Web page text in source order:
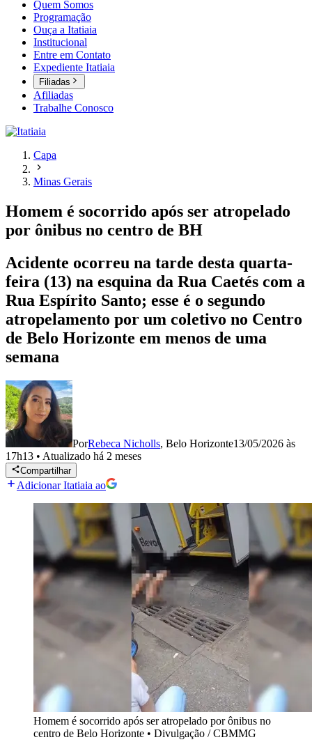
Quem Somos
Programação
Ouça a Itatiaia
Institucional
Entre em Contato
Expediente Itatiaia
Filiadas
Afiliadas
Trabalhe Conosco
Capa
Minas Gerais
Homem é socorrido após ser atropelado
por ônibus no centro de BH
Acidente ocorreu na tarde desta quarta-
feira (13) na esquina da Rua Caetés com a
Rua Espírito Santo; esse é o segundo
atropelamento por um coletivo no Centro
de Belo Horizonte em menos de uma
semana
PorRebeca Nicholls, Belo Horizonte13/05/2026 às
17h13 • Atualizado há 2 meses
Compartilhar
Adicionar Itatiaia ao
Homem é socorrido após ser atropelado por ônibus no
centro de Belo Horizonte • Divulgação / CBMMG